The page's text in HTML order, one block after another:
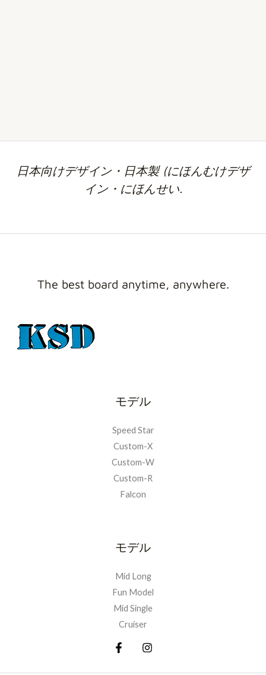
日本向けデザイン・日本製 (にほんむけデザ
イン・にほんせい.
The best board anytime, anywhere.
モデル
Speed Star
Custom-X
Custom-W
Custom-R
Falcon
モデル
Mid Long
Fun Model
Mid Single
Cruiser